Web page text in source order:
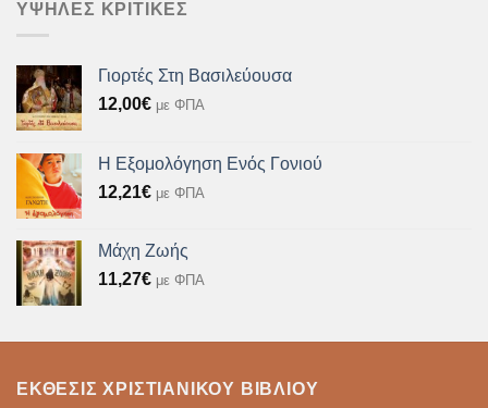
ΥΨΗΛΈΣ ΚΡΙΤΙΚΈΣ
Γιορτές Στη Βασιλεύουσα
12,00€ με ΦΠΑ
Η Εξομολόγηση Ενός Γονιού
12,21€ με ΦΠΑ
Μάχη Ζωής
11,27€ με ΦΠΑ
ΈΚΘΕΣΙΣ ΧΡΙΣΤΙΑΝΙΚΟΎ ΒΙΒΛΊΟΥ